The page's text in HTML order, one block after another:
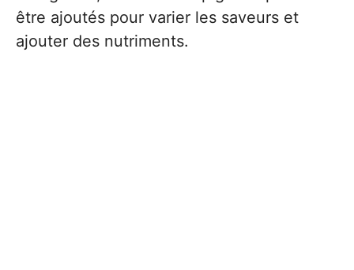
être ajoutés pour varier les saveurs et
ajouter des nutriments.